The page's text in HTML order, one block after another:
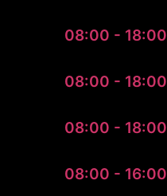
08:00 - 18:00
08:00 - 18:00
08:00 - 18:00
08:00 - 16:00